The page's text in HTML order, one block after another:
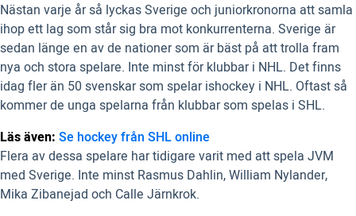
Nästan varje år så lyckas Sverige och juniorkronorna att samla
ihop ett lag som står sig bra mot konkurrenterna. Sverige är
sedan länge en av de nationer som är bäst på att trolla fram
nya och stora spelare. Inte minst för klubbar i NHL. Det finns
idag fler än 50 svenskar som spelar ishockey i NHL. Oftast så
kommer de unga spelarna från klubbar som spelas i SHL.
Läs även: Se hockey från SHL online
Flera av dessa spelare har tidigare varit med att spela JVM
med Sverige. Inte minst Rasmus Dahlin, William Nylander,
Mika Zibanejad och Calle Järnkrok.